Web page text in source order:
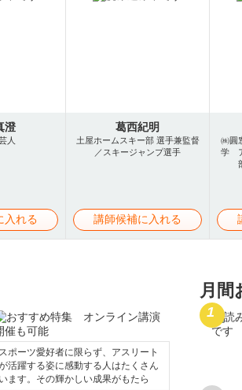
澄
人
入れる
葛西紀明
土屋ホームスキー部 選手兼監督
／スキージャンプ選手
講師候補に入れる
㈱圓
学
スポーツ愛好者に限らず、アスリート
活躍する姿に感動する人はたくさん
います。その輝かしい成果がもたら
月間